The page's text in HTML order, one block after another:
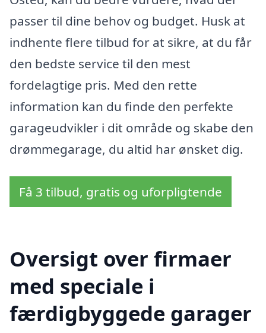
passer til dine behov og budget. Husk at
indhente flere tilbud for at sikre, at du får
den bedste service til den mest
fordelagtige pris. Med den rette
information kan du finde den perfekte
garageudvikler i dit område og skabe den
drømmegarage, du altid har ønsket dig.
Få 3 tilbud, gratis og uforpligtende
Oversigt over firmaer
med speciale i
færdigbyggede garager